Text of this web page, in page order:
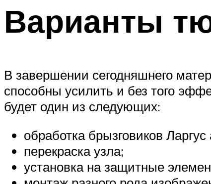
Варианты
В завершении сегодняшнего
способны усилить и без того
будет один из следующих:
обработка брызговиков
перекраска узла;
установка на защитные